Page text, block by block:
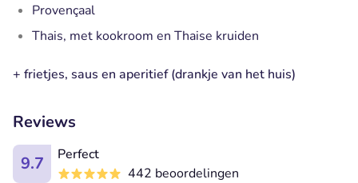
Provençaal
Thais, met kookroom en Thaise kruiden
+ frietjes, saus en aperitief (drankje van het huis)
Reviews
9.7
Perfect
442 beoordelingen